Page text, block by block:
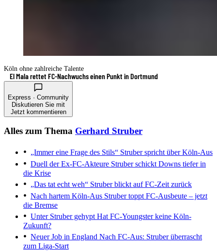
Köln ohne zahlreiche Talente
El Mala rettet FC-Nachwuchs einen Punkt in Dortmund
Express · Community
Diskutieren Sie mit
Jetzt kommentieren
Alles zum Thema Gerhard Struber
„Immer eine Frage des Stils“ Struber spricht über Köln-Aus
Duell der Ex-FC-Akteure Struber schickt Downs tiefer in
die Krise
„Das tat echt weh“ Struber blickt auf FC-Zeit zurück
Nach hartem Köln-Aus Struber toppt FC-Ausbeute – jetzt
die Bremse
Unter Struber gehypt Hat FC-Youngster keine Köln-
Zukunft?
Neuer Job in England Nach FC-Aus: Struber überrascht
zum Liga-Start